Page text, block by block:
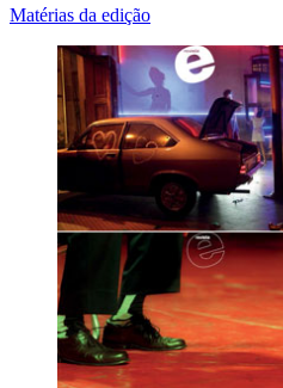
Matérias da edição